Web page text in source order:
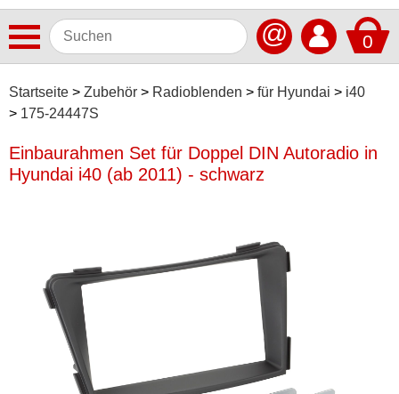
0
@
Startseite Zubehör Radioblenden für Hyundai
i40
175-24447S
Autoradios
Dashcams
Elektromobilität
Multimedia
Navigationssoftware
Navigationssysteme
Einbaurahmen Set für Doppel DIN Autoradio in
Hyundai i40 (ab 2011) - schwarz